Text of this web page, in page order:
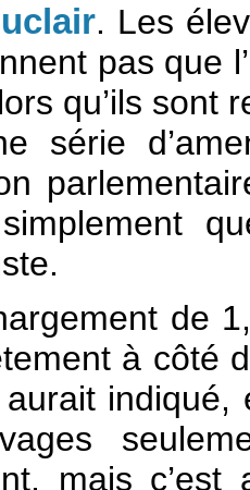
. Les
pas que
qu’ils sont
série
de
à côté
mais